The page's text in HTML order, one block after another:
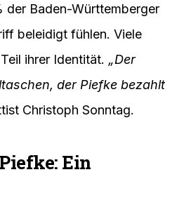
der Baden-Württemberger
beleidigt fühlen. Viele
ihrer Identität. „Der
der Piefke bezahlt
Christoph Sonntag.
Ein